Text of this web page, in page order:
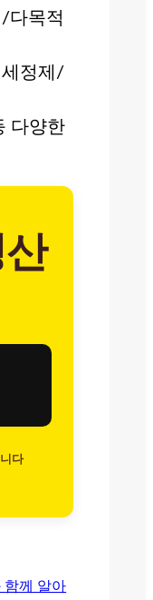
다목적
정제/
다양한
다
함께 알아